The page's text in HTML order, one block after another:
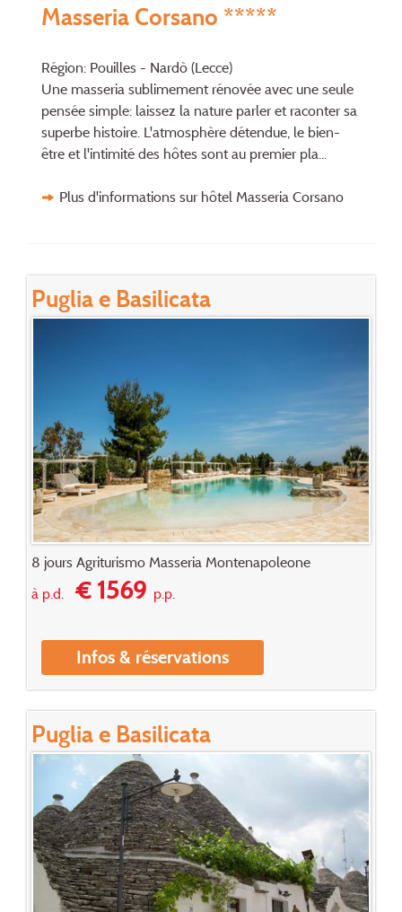
Masseria Corsano *****
Région: Pouilles - Nardò (Lecce)
Une masseria sublimement rénovée avec une seule
pensée simple: laissez la nature parler et raconter sa
superbe histoire. L'atmosphère détendue, le bien-
être et l'intimité des hôtes sont au premier pla...
Plus d'informations sur hôtel Masseria Corsano
Puglia e Basilicata
8 jours Agriturismo Masseria Montenapoleone
à p.d.€ 1569p.p.
Infos & réservations
Puglia e Basilicata